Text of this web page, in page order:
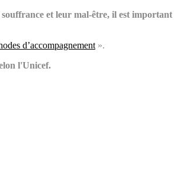
et leur mal-être, il est important
d’accompagnement ».
l'Unicef.